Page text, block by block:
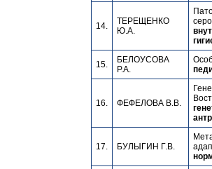
14.
ТЕРЕЩЕНКО
Ю.А.
15.
БЕЛОУСОВА
Р.А.
16. ФЕФЕЛОВА В.В.
17. БУЛЫГИН Г.В.